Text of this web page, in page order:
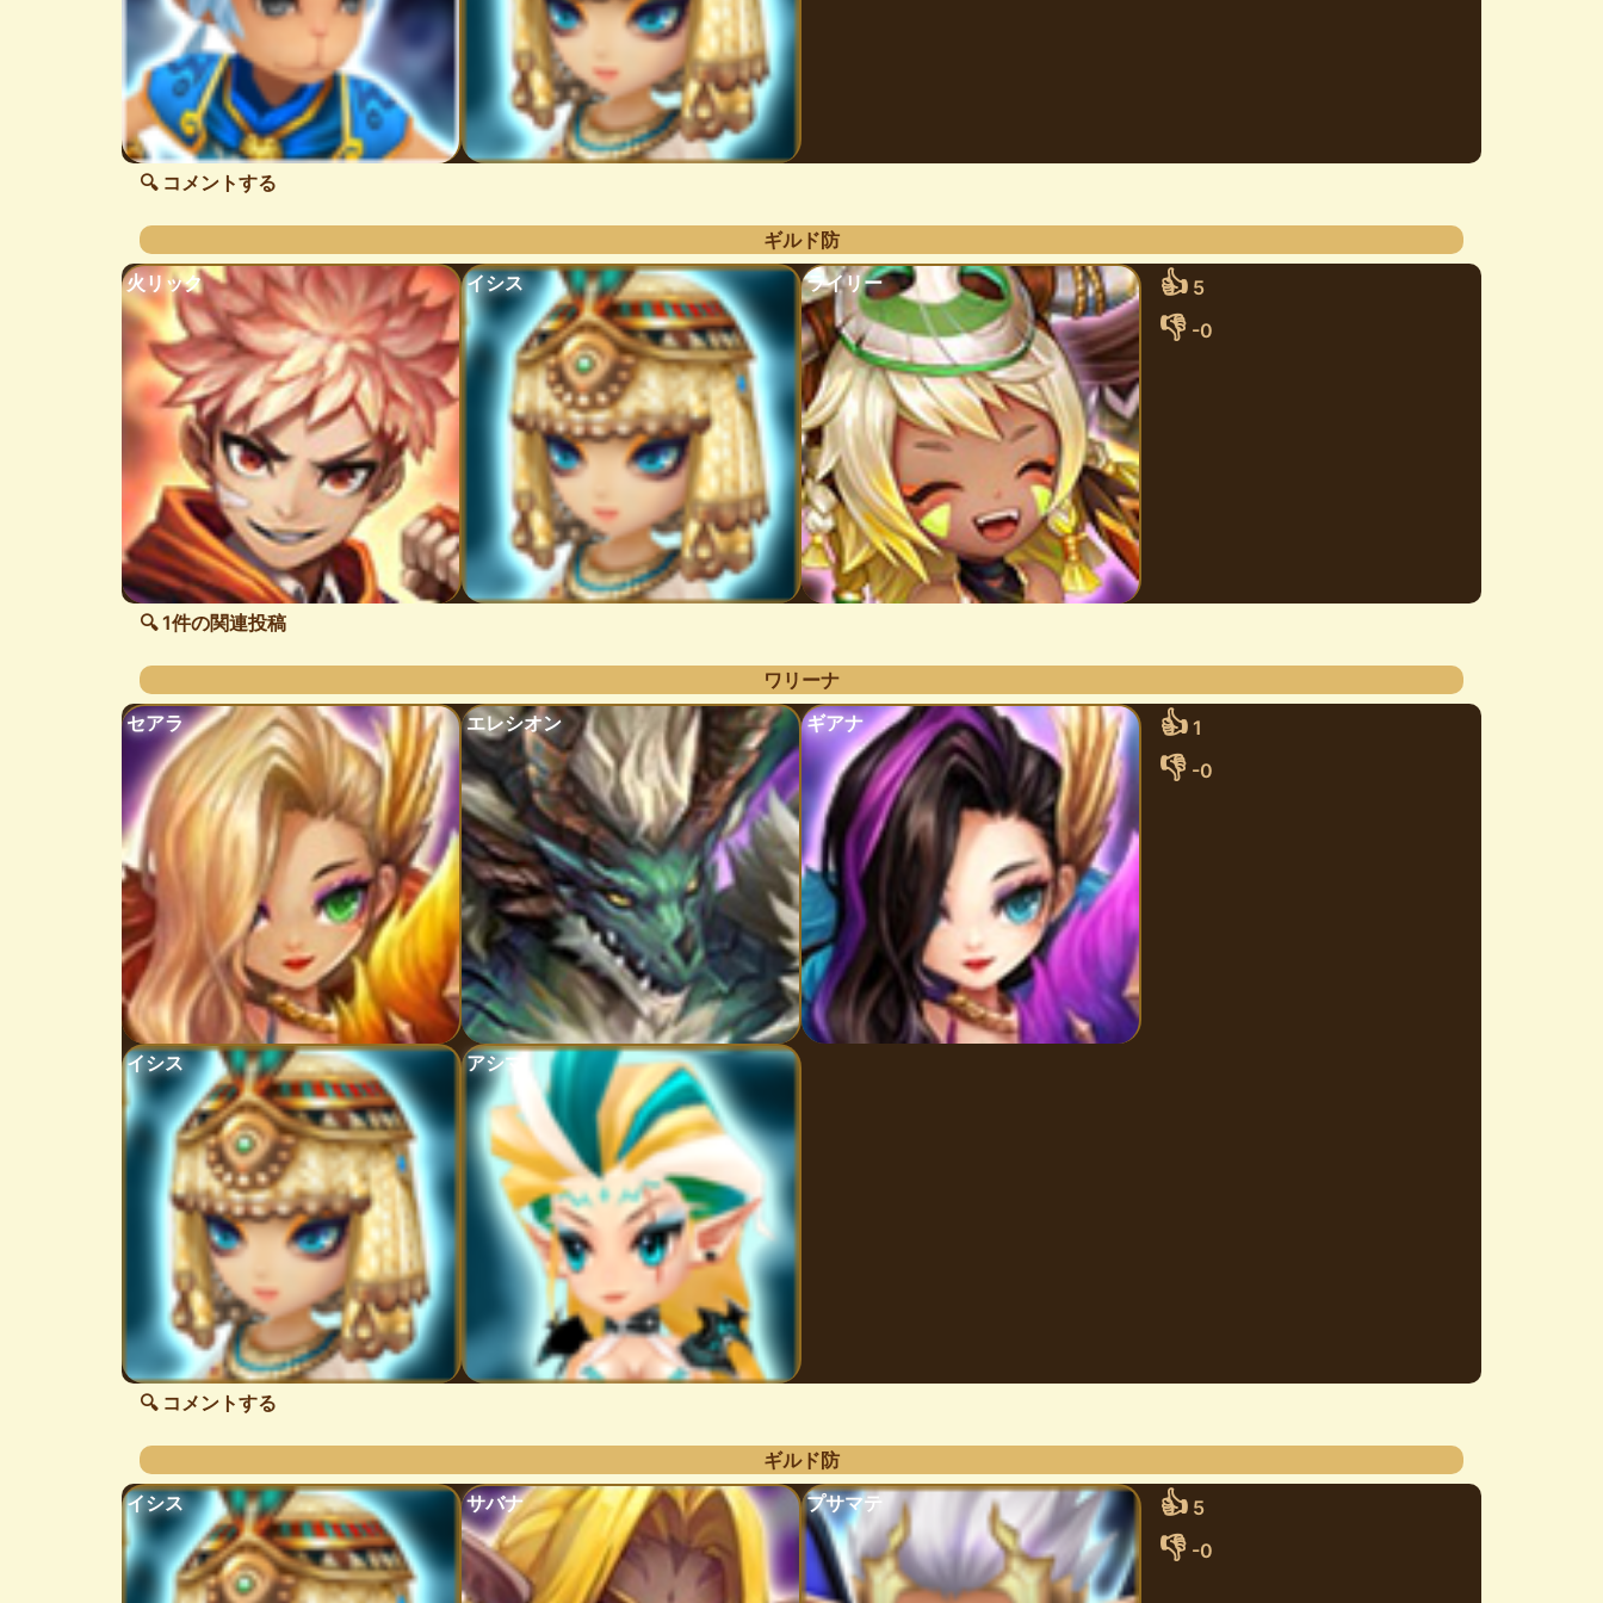
🔍 コメントする
ギルド防
火リック
イシス ライリー 👍 5
👎 -0
🔍 1件の関連投稿
ワリーナ
セアラ
エレシオン ギアナ 👍 1
👎 -0
イシス アシマ
🔍 コメントする
ギルド防
イシス
サバナ プサマテ 👍 5
👎 -0